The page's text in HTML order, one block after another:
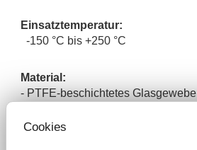
Einsatztemperatur:
-150 °C bis +250 °C
Material:
- PTFE-beschichtetes Glasgewebe
Cookies